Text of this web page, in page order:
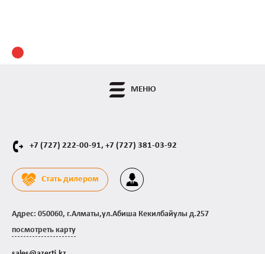
+7 (727) 222-00-91, +7 (727) 381-03-92
Стать дилером
Адрес: 050060, г.Алматы,ул.Абиша Кекилбайулы д.257
посмотреть карту
МЕНЮ